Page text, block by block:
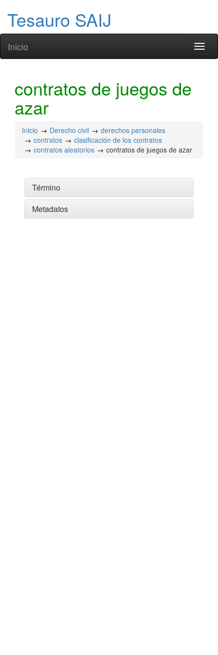
Tesauro SAIJ
Inicio
contratos de juegos de
azar
Inicio Derecho civil
derechos personales
contratos
clasificación de los contratos
contratos aleatorios
contratos de juegos de azar
Término
Metadatos